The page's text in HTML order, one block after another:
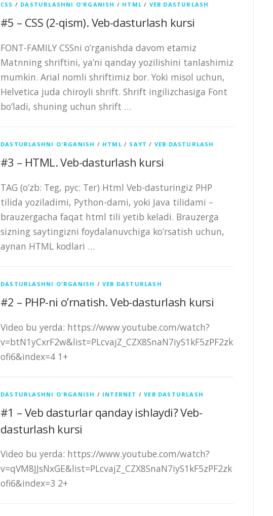
CSS / DASTURLASHNI O'RGANISH / HTML / VEB DASTURLASH
#5 – CSS (2-qism). Veb-dasturlash kursi
FONT-FAMILY CSSni o’rganishda davom etamiz
Matnning shriftini, ya’ni qanday yozilishini tanlashimiz
mumkin. Arial nomli shriftimiz bor. Yoki misol uchun,
Helvetica juda chiroyli shrift. Shrift ingilizchasiga Font
bo’ladi, shuning uchun shrift …
DASTURLASHNI O'RGANISH / HTML / SAYT / VEB DASTURLASH
#3 – HTML. Veb-dasturlash kursi
TAG (o’zb: Teg, рус: Тег) Html Veb-dasturingiz PHP
tilida yoziladimi, Python-dami, yoki Java tilidami –
brauzergacha faqat html tili yetib keladi. Brauzerga
sizning saytingizni foydalanuvchiga ko’rsatish uchun,
aynan HTML kodlari …
DASTURLASHNI O'RGANISH /VEB DASTURLASH
#2 – PHP-ni o’rnatish. Veb-dasturlash kursi
Video bu yerda: https://www.youtube.com/watch?
v=btN1yCxrF2w&list=PLcvajZ_CZX8SnaN7iyS1kF5zPF2zk
ofi6&index=4 1+
DASTURLASHNI O'RGANISH / INTERNET /VEB DASTURLASH
#1 – Veb dasturlar qanday ishlaydi? Veb-
dasturlash kursi
Video bu yerda: https://www.youtube.com/watch?
v=qVM8JJsNxGE&list=PLcvajZ_CZX8SnaN7iyS1kF5zPF2zk
ofi6&index=3 2+